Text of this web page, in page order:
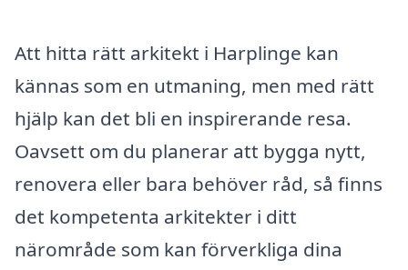
Att hitta rätt arkitekt i Harplinge kan
kännas som en utmaning, men med rätt
hjälp kan det bli en inspirerande resa.
Oavsett om du planerar att bygga nytt,
renovera eller bara behöver råd, så finns
det kompetenta arkitekter i ditt
närområde som kan förverkliga dina